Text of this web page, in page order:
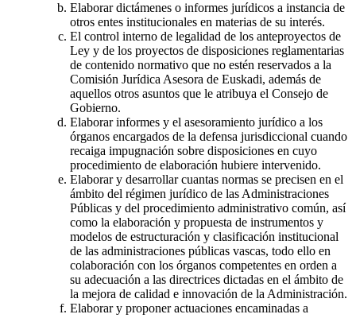
Elaborar dictámenes o informes jurídicos a instancia de
otros entes institucionales en materias de su interés.
El control interno de legalidad de los anteproyectos de
Ley y de los proyectos de disposiciones reglamentarias
de contenido normativo que no estén reservados a la
Comisión Jurídica Asesora de Euskadi, además de
aquellos otros asuntos que le atribuya el Consejo de
Gobierno.
Elaborar informes y el asesoramiento jurídico a los
órganos encargados de la defensa jurisdiccional cuando
recaiga impugnación sobre disposiciones en cuyo
procedimiento de elaboración hubiere intervenido.
Elaborar y desarrollar cuantas normas se precisen en el
ámbito del régimen jurídico de las Administraciones
Públicas y del procedimiento administrativo común, así
como la elaboración y propuesta de instrumentos y
modelos de estructuración y clasificación institucional
de las administraciones públicas vascas, todo ello en
colaboración con los órganos competentes en orden a
su adecuación a las directrices dictadas en el ámbito de
la mejora de calidad e innovación de la Administración.
Elaborar y proponer actuaciones encaminadas a